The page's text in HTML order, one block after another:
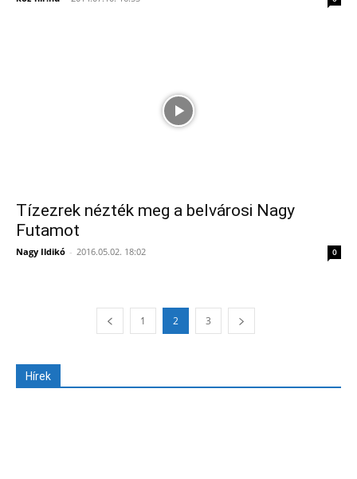
Tízezrek nézték meg a belvárosi Nagy
Futamot
Nagy Ildikó - 2016.05.02. 18:02 0
1 2 3
Hírek